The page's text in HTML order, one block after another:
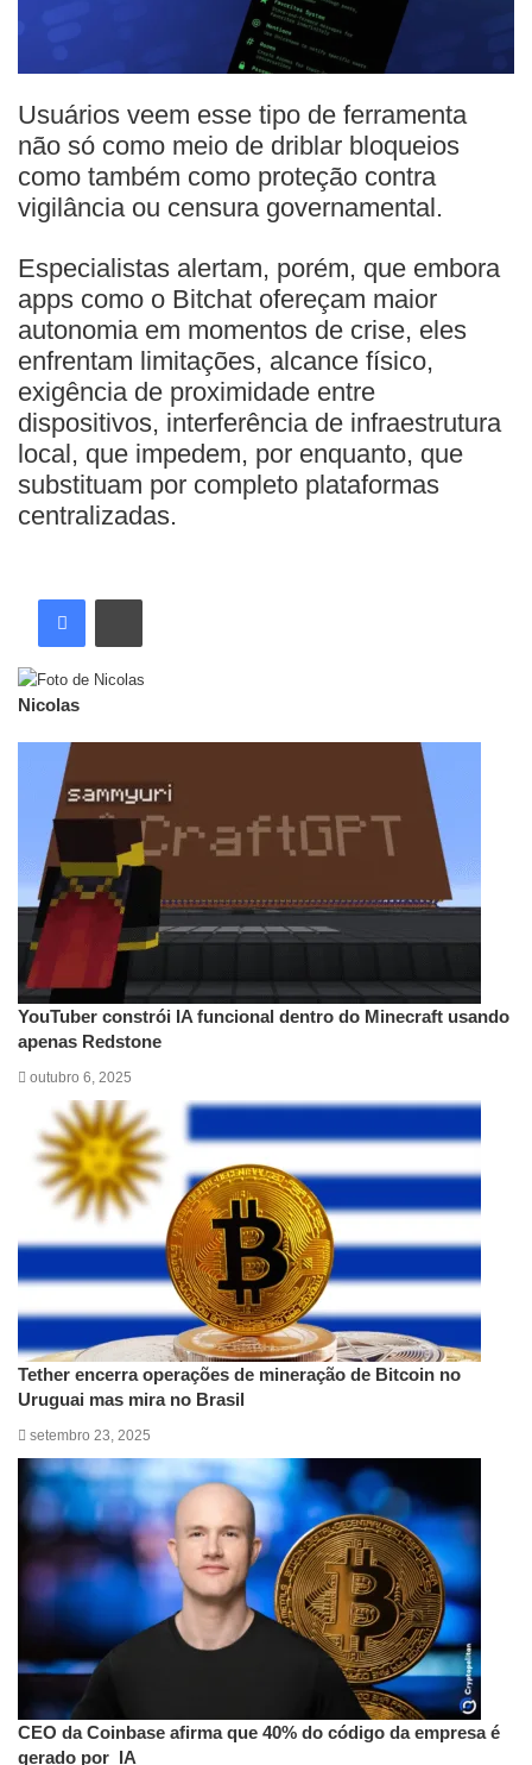
Usuários veem esse tipo de ferramenta
não só como meio de driblar bloqueios
como também como proteção contra
vigilância ou censura governamental.
Especialistas alertam, porém, que embora
apps como o Bitchat ofereçam maior
autonomia em momentos de crise, eles
enfrentam limitações, alcance físico,
exigência de proximidade entre
dispositivos, interferência de infraestrutura
local, que impedem, por enquanto, que
substituam por completo plataformas
centralizadas.
Nicolas
YouTuber constrói IA funcional dentro do Minecraft usando
apenas Redstone
outubro 6, 2025
Tether encerra operações de mineração de Bitcoin no
Uruguai mas mira no Brasil
setembro 23, 2025
CEO da Coinbase afirma que 40% do código da empresa é
gerado por IA